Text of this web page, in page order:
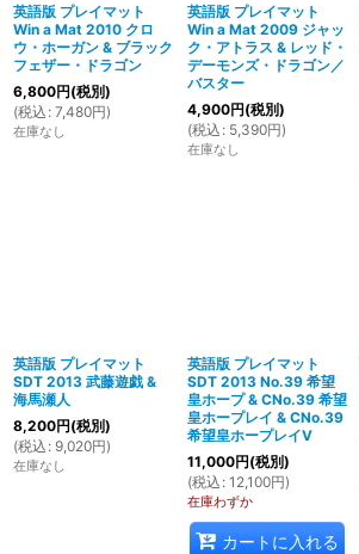
英語版 プレイマット
Win a Mat 2010 クロ
ウ・ホーガン & ブラック
フェザー・ドラゴン
6,800円(税別)
(税込 : 7,480円)
在庫なし
英語版 プレイマット
Win a Mat 2009 ジャッ
ク・アトラス & レッド・
デーモンズ・ドラゴン／
バスター
4,900円(税別)
(税込 : 5,390円)
在庫なし
英語版 プレイマット
SDT 2013 武藤遊戯 &
海馬瀬人
8,200円(税別)
(税込 : 9,020円)
在庫なし
英語版 プレイマット
SDT 2013 No.39 希望
皇ホープ & CNo.39 希望
皇ホープレイ & CNo.39
希望皇ホープレイV
11,000円(税別)
(税込 : 12,100円)
在庫わずか
カートに入れる